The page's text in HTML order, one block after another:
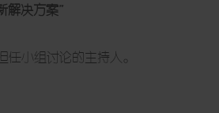
解决方案”
任小组讨论的主持人。